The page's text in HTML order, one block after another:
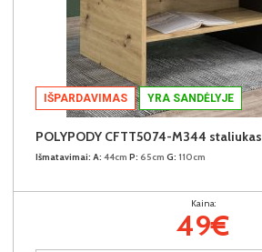
IŠPARDAVIMAS YRA SANDĖLYJE
POLYPODY CFTT5074-M344 staliukas
Išmatavimai: A: 44cm P: 65cm G: 110cm
Kaina:
49€